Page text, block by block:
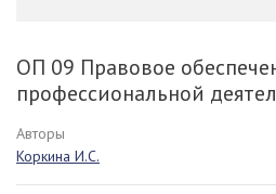
ОП 09 Правовое
профессиональной
Авторы
Коркина И.С.